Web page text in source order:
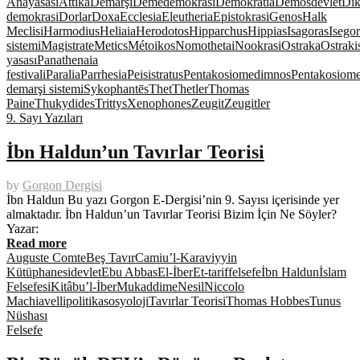
demokrasiDorlarDoxaEcclesiaEleutheriaEpistokrasiGenosHalk
MeclisiHarmodiusHeliaiaHerodotosHipparchusHippiasIsagoras
sistemiMagistrateMeticsMétoikosNomothetaiNookrasiOstraka
yasasıPanathenaia
festivaliParaliaParrhesiaPeisistratusPentakosiomedimnos
demarşi sistemiSykophantēsThetThetlerThomas
PaineThukydidesTrittysXenophonesZeugitZeugitler
9. Sayı Yazıları
İbn Haldun’un Tavırlar Teorisi
by Gorgon Dergisi
İbn Haldun Bu yazı Gorgon E-Dergisi’nin 9. Sayısı içerisinde yer
almaktadır. İbn Haldun’un Tavırlar Teorisi Bizim İçin Ne Söyler?
Yazar:
Read more
Auguste ComteBeş TavırCamiu’l-Karaviyyin
KütüphanesidevletEbu AbbasEl-İberEt-tariffelsefeİbn Haldunİslam
FelsefesiKitâbu’l-İberMukaddimeNesilNiccolo
MachiavellipolitikasosyolojiTavırlar TeorisiThomas HobbesTunus
Nüshası
Felsefe